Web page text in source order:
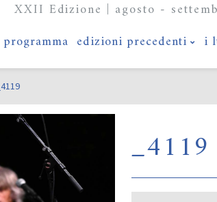
XXII Edizione | agosto -
programma edizioni precedenti i
_4119
_4119